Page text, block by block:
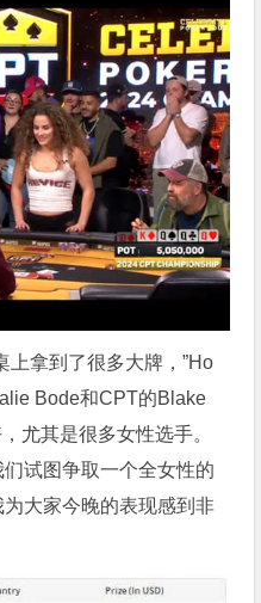
上拿到了很多大牌，”Ho
Bode和CPT的Blake
尤其是很多女性选手。
试图争取一个全女性的
大家今晚的表现感到非